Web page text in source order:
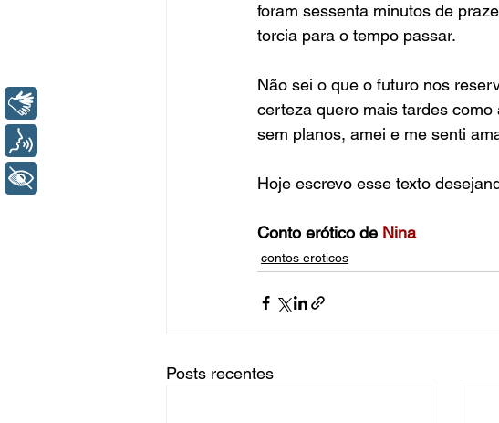
foram sessenta minutos de
torcia para o tempo passar.
Não sei o que o futuro nos
certeza quero mais tardes
sem planos, amei e me senti
Hoje escrevo esse texto
Conto erótico de Nina
contos eroticos
Posts recentes